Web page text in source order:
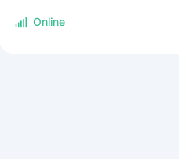
Online